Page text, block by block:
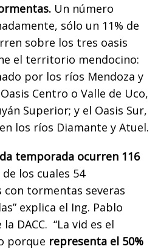
Un número
sólo un 11% de
sobre los tres oasis
el territorio mendocino:
por los ríos Mendoza y
Centro o Valle de Uco,
Superior; y el Oasis Sur,
los ríos Diamante y Atuel.
temporada ocurren 116
de los cuales 54
con tormentas severas
explica el Ing. Pablo
DACC. “La vid es el
porque representa el 50%